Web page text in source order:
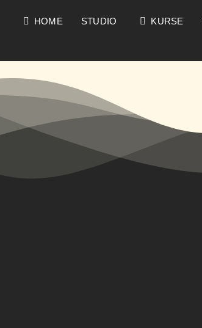
HOME STUDIO KURSE